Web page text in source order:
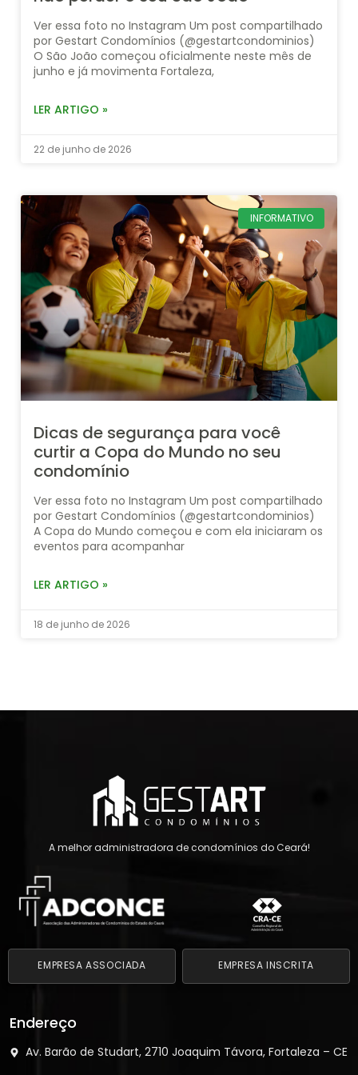
Ver essa foto no Instagram Um post compartilhado
por Gestart Condomínios (@gestartcondominios)
O São João começou oficialmente neste mês de
junho e já movimenta Fortaleza,
LER ARTIGO »
22 de junho de 2026
INFORMATIVO
Dicas de segurança para você
curtir a Copa do Mundo no seu
condomínio
Ver essa foto no Instagram Um post compartilhado
por Gestart Condomínios (@gestartcondominios)
A Copa do Mundo começou e com ela iniciaram os
eventos para acompanhar
LER ARTIGO »
18 de junho de 2026
A melhor administradora de condomínios do Ceará!
EMPRESA ASSOCIADA EMPRESA INSCRITA
Endereço
Av. Barão de Studart, 2710 Joaquim Távora, Fortaleza – CE